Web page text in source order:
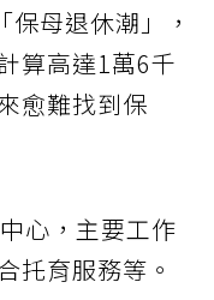
母退休潮」，
算高達1萬6千
愈難找到保
心，主要工作
托育服務等。